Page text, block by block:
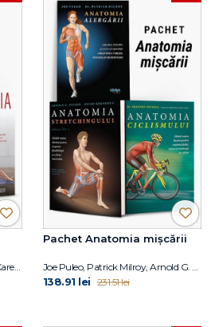
Leslie Kaminoff, Rael Isacowitz, Karen Clippinger
Pachet Anatomia mișcării
Joe Puleo, Patrick Milroy, Arnold G. Nelson, Jouko Kokkonen, Shannon Sovndal
138.91 lei 231.51 lei